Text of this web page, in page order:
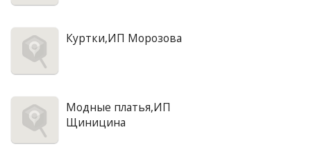
Куртки,ИП Морозова
Модные платья,ИП
Щиницина